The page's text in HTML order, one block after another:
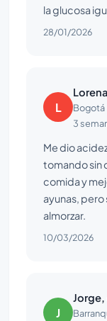
la glucosa
28/01/2026
L
Bogotá
3
Me dio
tomando sin
comida y
ayunas,
almorzar.
10/03/2026
J
Jorge,